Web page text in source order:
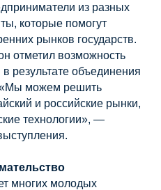
из разных
которые помогут
рынков государств.
отметил возможность
результате объединения
«Мы можем решить
и российские рынки,
технологии», —
многих молодых